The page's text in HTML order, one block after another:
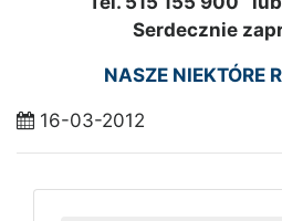
Serdecznie
NASZE NIEKTÓRE
16-03-2012